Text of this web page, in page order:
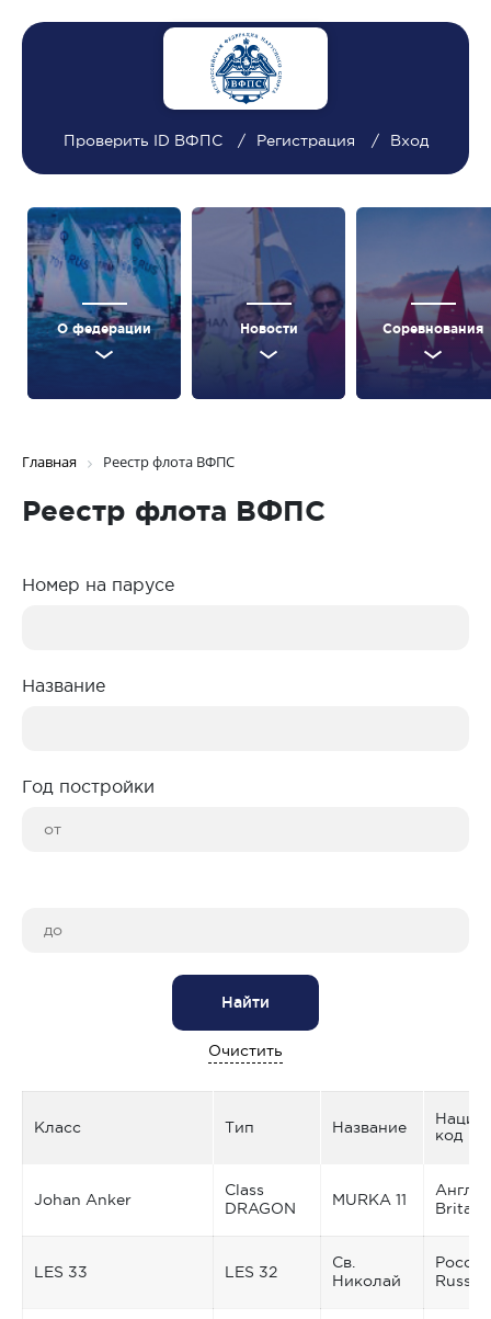
Проверить ID ВФПС Регистрация Вход
О федерации Новости Соревнования
Главная Реестр флота ВФПС
Реестр флота ВФПС
Номер на парусе
Название
Год постройки
Найти
Очистить
Класс Тип Название
код
Johan Anker
Class
DRAGON
MURKA 11
Britain
LES 33 LES 32
Св.
Николай
Russia